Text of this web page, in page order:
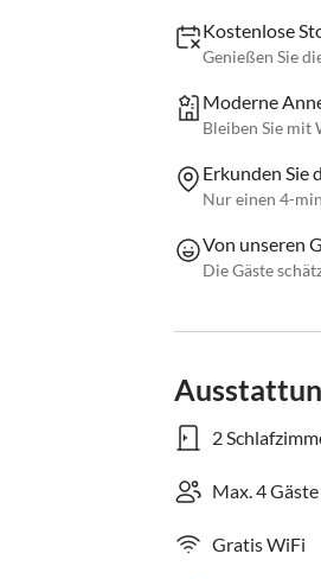
Kostenlose
Genießen Sie
Moderne
Bleiben Sie mit
Erkunden Sie
Nur einen 4-
Von unseren
Die Gäste
2
Max. 4 Gäste
Gratis WiFi